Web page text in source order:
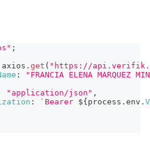
;
axios . get ( "https://
:
"FRANCIA ELENA MARQUEZ
"application/json" ,
: ` Bearer ${ process . env .